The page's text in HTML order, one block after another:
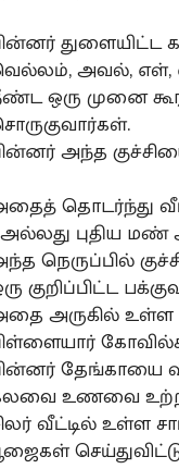
துளையிட்ட
அவல், எள்,
ஒரு முனை
அந்த
தொடர்ந்து
புதிய மண்
நெருப்பில்
குறிப்பிட்ட
அருகில் உள்ள
தேங்காயை
உணவை
வீட்டில் உள்ள